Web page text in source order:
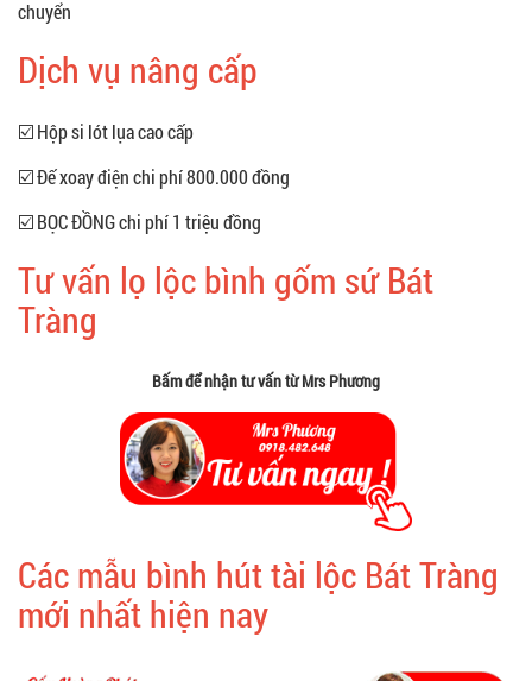
chuyển
Dịch vụ nâng cấp
☑️ Hộp si lót lụa cao cấp
☑️ Đế xoay điện chi phí 800.000 đồng
☑️ BỌC ĐỒNG chi phí 1 triệu đồng
Tư vấn lọ lộc bình gốm sứ Bát
Tràng
Bấm để nhận tư vấn từ Mrs Phương
Các mẫu bình hút tài lộc Bát Tràng
mới nhất hiện nay